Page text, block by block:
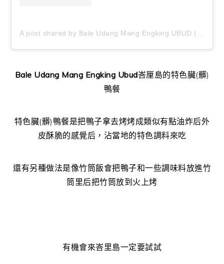
Bale Udang Mang Engking Ubud峇厘島的特色臟(髒)
鴨餐
特色臟(髒)鴨餐是把鴨子拿去烤烤成類似有點油炸后外
皮酥脆的感覺后，沾當地的特色調料來吃
還有另種做法是像竹筒飯會把鴨子和一些調味料放進竹
筒里后把竹筒放到火上烤
有機會來峇里島一定要試試